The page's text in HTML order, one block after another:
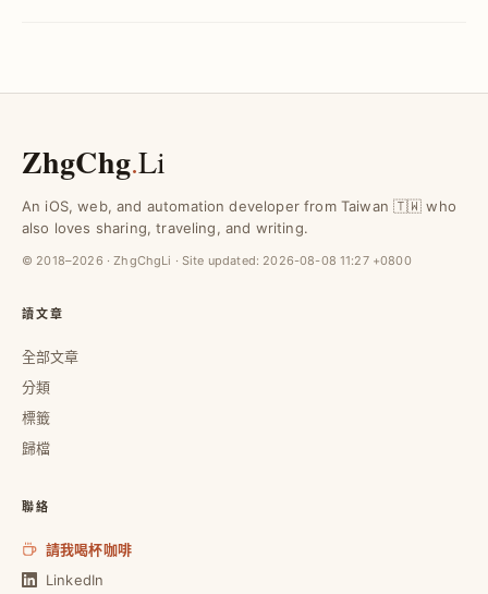
ZhgChg.Li
An iOS, web, and automation developer from Taiwan 🇹🇼 who
also loves sharing, traveling, and writing.
© 2018–2026 · ZhgChgLi · Site updated: 2026-08-08 11:27 +0800
讀文章
全部文章
分類
標籤
歸檔
聯絡
請我喝杯咖啡
LinkedIn